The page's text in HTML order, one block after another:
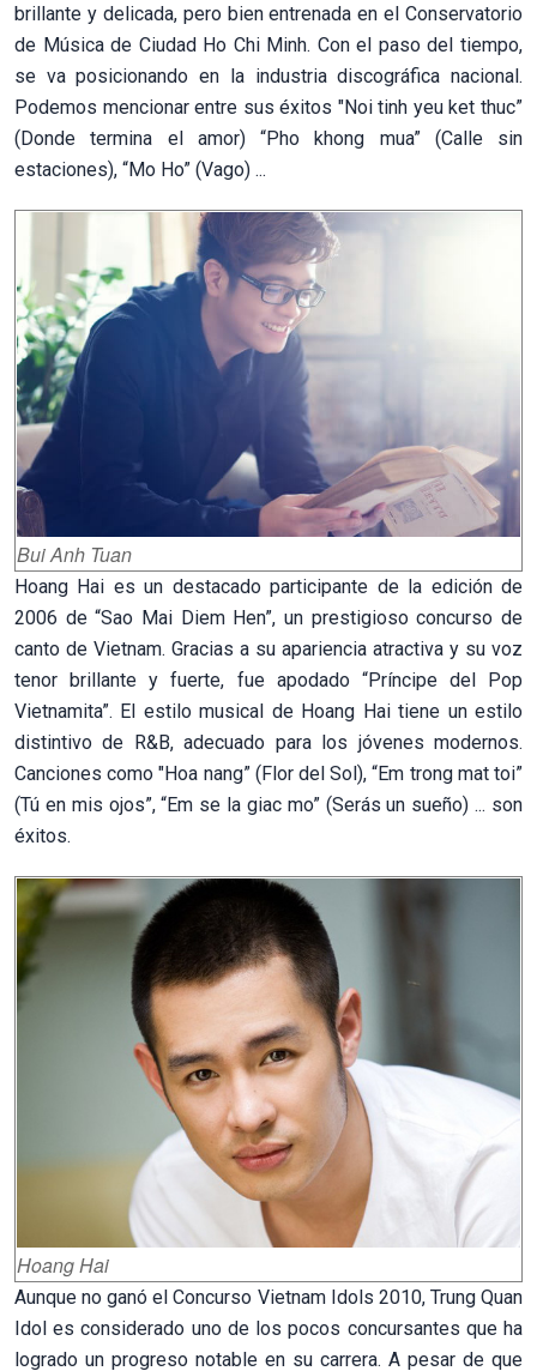
brillante y delicada, pero bien entrenada en el Conservatorio
de Música de Ciudad Ho Chi Minh. Con el paso del tiempo,
se va posicionando en la industria discográfica nacional.
Podemos mencionar entre sus éxitos "Noi tinh yeu ket thuc”
(Donde termina el amor) “Pho khong mua” (Calle sin
estaciones), “Mo Ho” (Vago) ...
Bui Anh Tuan
Hoang Hai es un destacado participante de la edición de
2006 de “Sao Mai Diem Hen”, un prestigioso concurso de
canto de Vietnam. Gracias a su apariencia atractiva y su voz
tenor brillante y fuerte, fue apodado “Príncipe del Pop
Vietnamita”. El estilo musical de Hoang Hai tiene un estilo
distintivo de R&B, adecuado para los jóvenes modernos.
Canciones como "Hoa nang” (Flor del Sol), “Em trong mat toi”
(Tú en mis ojos”, “Em se la giac mo” (Serás un sueño) ... son
éxitos.
Hoang Hai
Aunque no ganó el Concurso Vietnam Idols 2010, Trung Quan
Idol es considerado uno de los pocos concursantes que ha
logrado un progreso notable en su carrera. A pesar de que